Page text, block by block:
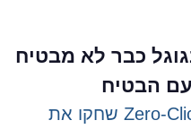
כבר לא מבטיח
הבטיח
השימוש ב-AI ותופעת ה-Zero-Click שחקו את